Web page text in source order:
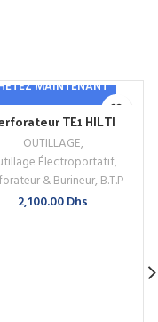
MAINTENANT
TE1 HILTI
OUTILLAGE,
Électroportatif,
& Burineur, B.T.P
2,100.00Dhs